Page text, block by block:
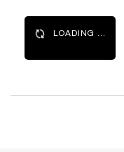
LOADING ...
PDP Reviews